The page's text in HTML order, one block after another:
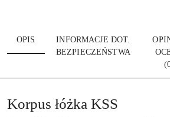
OPIS
INFORMACJE DOT.
BEZPIECZEŃSTWA
Korpus łóżka KSS